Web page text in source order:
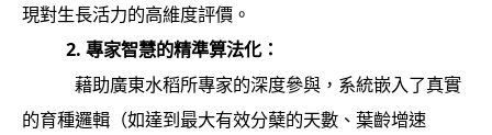
現對生長活力的高維度評價。
2. 專家智慧的精準算法化：
藉助廣東水稻所專家的深度參與，系統嵌入了真實
的育種邏輯（如達到最大有效分蘖的天數、葉齡增速